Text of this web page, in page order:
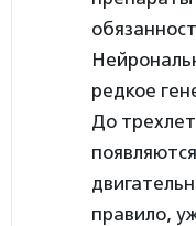
редкое
До
правило,